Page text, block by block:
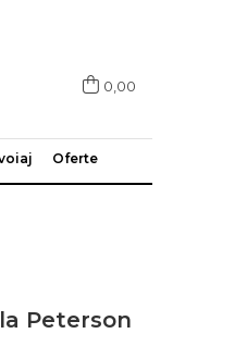
0,00
Oferte
Peterson